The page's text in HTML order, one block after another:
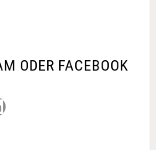
ODER FACEBOOK
Instagram